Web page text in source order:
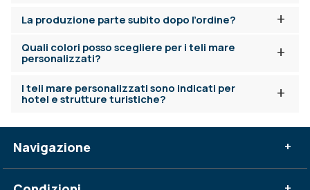
+
La produzione parte subito dopo l’ordine?
+
Quali colori posso scegliere per i teli mare
personalizzati?
+
I teli mare personalizzati sono indicati per
hotel e strutture turistiche?
Navigazione +